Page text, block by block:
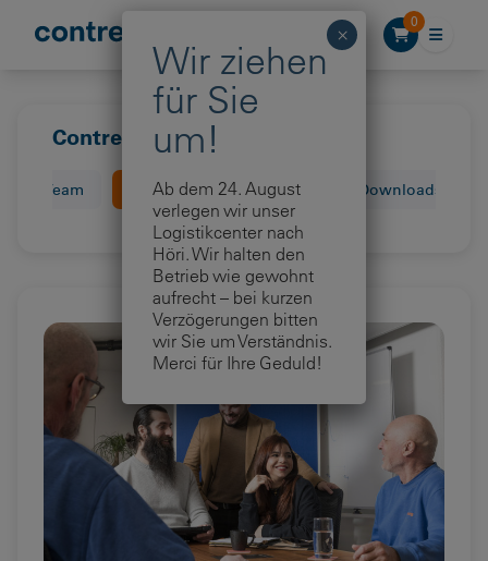
0
Contreag als Arbeitgeber
Unser Team Contreag als Arbeitgeber Downloads
Ab dem 24. August
verlegen wir unser
Logistikcenter nach
Höri. Wir halten den
Betrieb wie gewohnt
aufrecht – bei kurzen
Verzögerungen bitten
wir Sie um Verständnis.
Merci für Ihre Geduld!